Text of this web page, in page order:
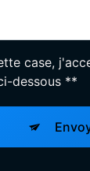
case,
dessous **